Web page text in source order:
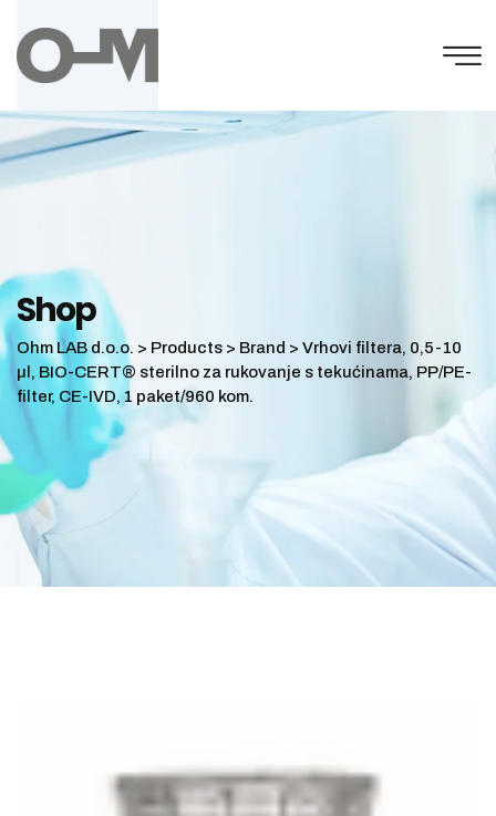
content
Shop
Ohm LAB d.o.o. > Products > Brand > Vrhovi filtera, 0,5-10
µl, BIO-CERT® sterilno za rukovanje s tekućinama, PP/PE-
filter, CE-IVD, 1 paket/960 kom.